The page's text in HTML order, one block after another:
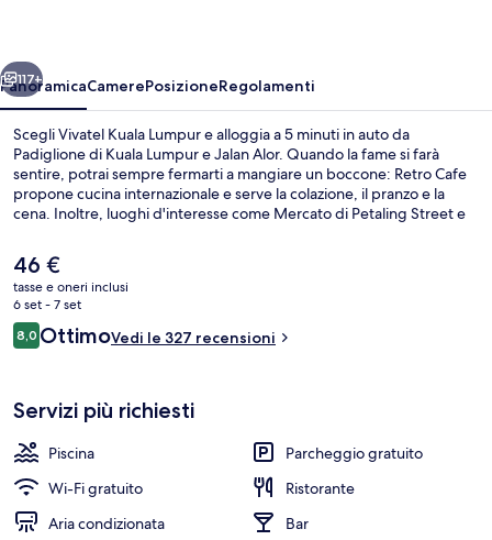
Avanti
117+
PanoramicaCamerePosizioneRegolamenti
Scegli Vivatel Kuala Lumpur e alloggia a 5 minuti in auto da
Padiglione di Kuala Lumpur e Jalan Alor. Quando la fame si farà
sentire, potrai sempre fermarti a mangiare un boccone: Retro Cafe
propone cucina internazionale e serve la colazione, il pranzo e la
cena. Inoltre, luoghi d'interesse come Mercato di Petaling Street e
mezzi pubblici nelle vicinanze: Stazione di Pudu è a 9 min e Stazione
di Chan Sow Lin a 11 min a piedi.
Il
prezzo
attuale
è
46 €
46 €
tasse e oneri inclusi
6 set - 7 set
Recensioni
8,08,0 su 10
OttimoVedi le 327 recensioni
Servizi più richiesti
Piscina
Parcheggio gratuito
Wi-Fi gratuito
Ristorante
Aria condizionata
Bar